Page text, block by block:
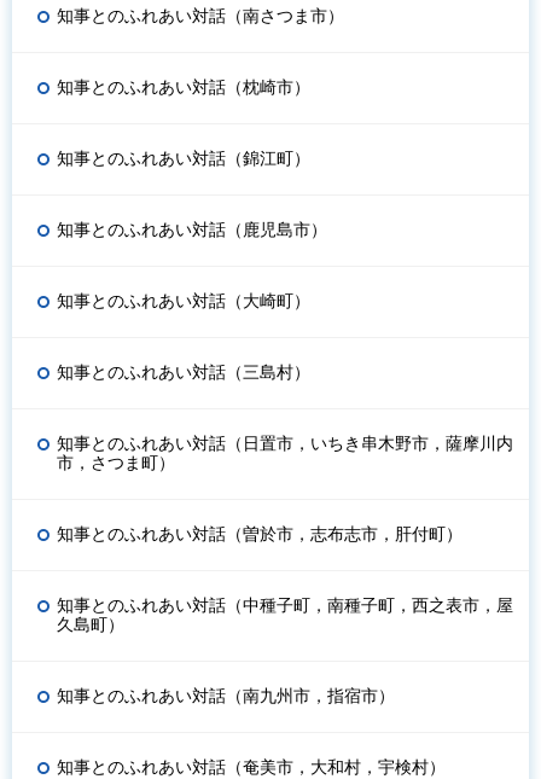
知事とのふれあい対話（南さつま市）
知事とのふれあい対話（枕崎市）
知事とのふれあい対話（錦江町）
知事とのふれあい対話（鹿児島市）
知事とのふれあい対話（大崎町）
知事とのふれあい対話（三島村）
知事とのふれあい対話（日置市，いちき串木野市，薩摩川内
市，さつま町）
知事とのふれあい対話（曽於市，志布志市，肝付町）
知事とのふれあい対話（中種子町，南種子町，西之表市，屋
久島町）
知事とのふれあい対話（南九州市，指宿市）
知事とのふれあい対話（奄美市，大和村，宇検村）